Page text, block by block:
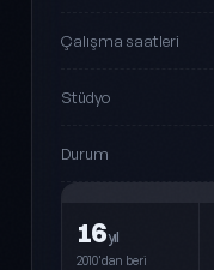
Çalışma saatleri
Stüdyo
Durum
16yıl
2010'dan beri